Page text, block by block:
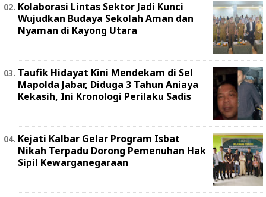
Kolaborasi Lintas Sektor Jadi Kunci
Wujudkan Budaya Sekolah Aman dan
Nyaman di Kayong Utara
Taufik Hidayat Kini Mendekam di Sel
Mapolda Jabar, Diduga 3 Tahun Aniaya
Kekasih, Ini Kronologi Perilaku Sadis
Kejati Kalbar Gelar Program Isbat
Nikah Terpadu Dorong Pemenuhan Hak
Sipil Kewarganegaraan